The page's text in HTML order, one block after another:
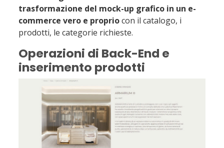
trasformazione del mock-up grafico in un e-
commerce vero e propriocon il catalogo, i
prodotti, le categorie richieste.
Operazioni di Back-End e
inserimento prodotti